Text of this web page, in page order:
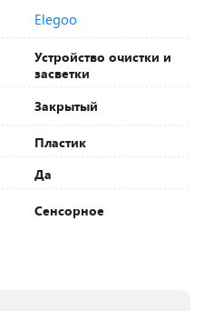
Elegoo
Устройство очистки и
засветки
Закрытый
Пластик
Да
Сенсорное